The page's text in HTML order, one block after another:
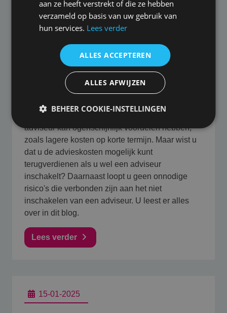
AOV afsluiten zonder adviseur:
wat zijn de risico’s?
Het afsluiten van een AOV
(Arbeidsongeschiktheidsverzekering) zonder
adviseur kan ogenschijnlijk voordelen hebben,
zoals lagere kosten op korte termijn. Maar wist u
dat u de advieskosten mogelijk kunt
terugverdienen als u wel een adviseur
inschakelt? Daarnaast loopt u geen onnodige
risico's die verbonden zijn aan het niet
inschakelen van een adviseur. U leest er alles
over in dit blog.
Lees verder
15-01-2025
aan ze heeft verstrekt of die ze hebben
verzameld op basis van uw gebruik van
hun services. Lees verder
ALLES ACCEPTEREN
ALLES AFWIJZEN
BEHEER COOKIE-INSTELLINGEN